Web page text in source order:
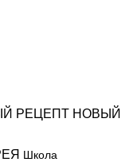
РЕЦЕПТ НОВЫЙ
Школа